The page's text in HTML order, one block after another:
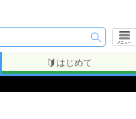
メニュー
はじめて